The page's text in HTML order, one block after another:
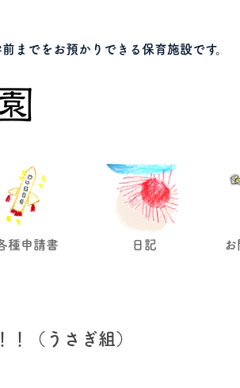
でをお預かりできる保育施設です。
種申請書 日記
（うさぎ組）